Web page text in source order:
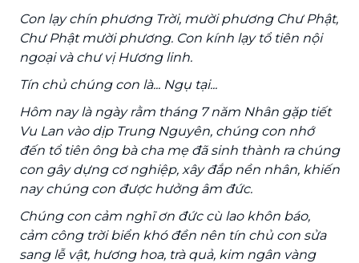
Con lạy chín phương Trời, mười phương Chư Phật,
Chư Phật mười phương. Con kính lạy tổ tiên nội
ngoại và chư vị Hương linh.
Tín chủ chúng con là... Ngụ tại...
Hôm nay là ngày rằm tháng 7 năm Nhân gặp tiết
Vu Lan vào dịp Trung Nguyên, chúng con nhớ
đến tổ tiên ông bà cha mẹ đã sinh thành ra chúng
con gây dựng cơ nghiệp, xây đắp nền nhân, khiến
nay chúng con được hưởng âm đức.
Chúng con cảm nghĩ ơn đức cù lao khôn báo,
cảm công trời biển khó đền nên tín chủ con sửa
sang lễ vật, hương hoa, trà quả, kim ngân vàng